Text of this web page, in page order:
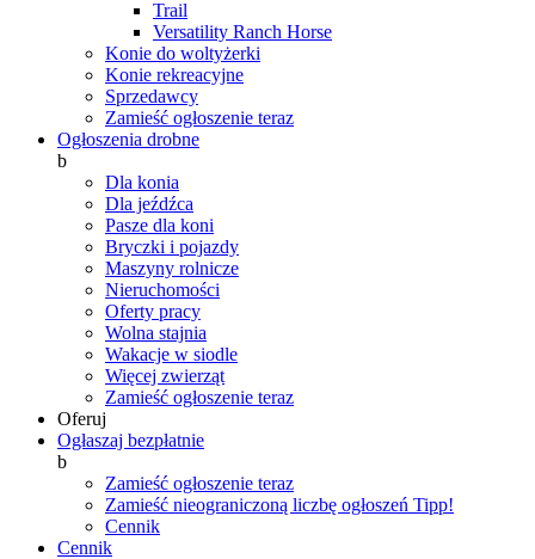
Trail
Versatility Ranch Horse
Konie do woltyżerki
Konie rekreacyjne
Sprzedawcy
Zamieść ogłoszenie teraz
Ogłoszenia drobne
b
Dla konia
Dla jeźdźca
Pasze dla koni
Bryczki i pojazdy
Maszyny rolnicze
Nieruchomości
Oferty pracy
Wolna stajnia
Wakacje w siodle
Więcej zwierząt
Zamieść ogłoszenie teraz
Oferuj
Ogłaszaj bezpłatnie
b
Zamieść ogłoszenie teraz
Zamieść nieograniczoną liczbę ogłoszeń Tipp!
Cennik
Cennik